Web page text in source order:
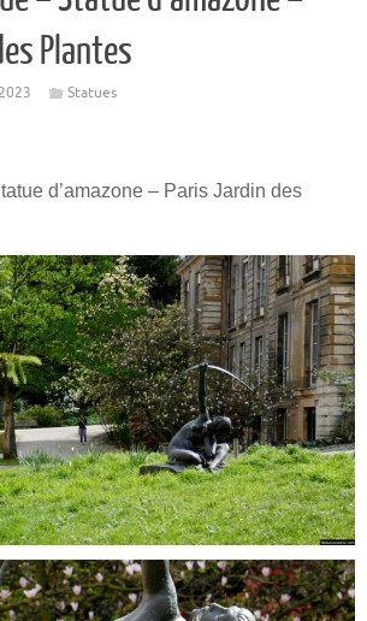
Plantes
Statues
d’amazone – Paris Jardin des